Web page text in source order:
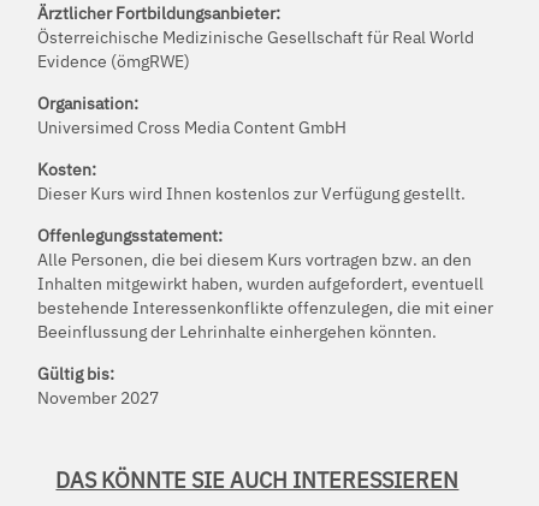
Ärztlicher Fortbildungsanbieter:
Österreichische Medizinische Gesellschaft für Real World
Evidence (ömgRWE)
Organisation:
Universimed Cross Media Content GmbH
Kosten:
Dieser Kurs wird Ihnen kostenlos zur Verfügung gestellt.
Offenlegungsstatement:
Alle Personen, die bei diesem Kurs vortragen bzw. an den
Inhalten mitgewirkt haben, wurden aufgefordert, eventuell
bestehende Interessenkonflikte offenzulegen, die mit einer
Beeinflussung der Lehrinhalte einhergehen könnten.
Gültig bis:
November 2027
DAS KÖNNTE SIE AUCH INTERESSIEREN